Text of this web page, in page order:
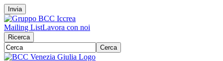
Invia
Mailing ListLavora con noi
Ricerca
Cerca